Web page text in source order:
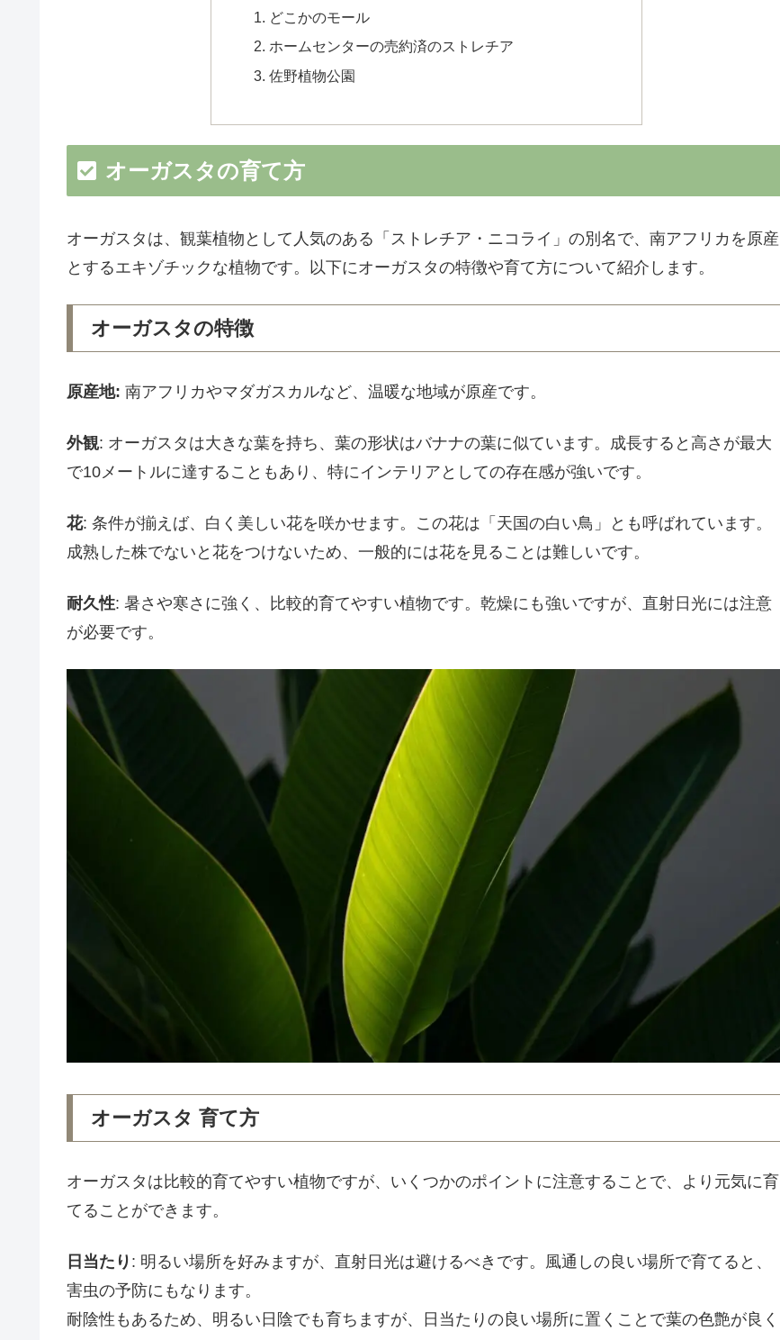
どこかのモール
ホームセンターの売約済のストレチア
佐野植物公園
オーガスタの育て方
オーガスタは、観葉植物として人気のある「ストレチア・ニコライ」の別名で、南アフリカを原産
とするエキゾチックな植物です。以下にオーガスタの特徴や育て方について紹介します。
オーガスタの特徴
原産地: 南アフリカやマダガスカルなど、温暖な地域が原産です。
外観: オーガスタは大きな葉を持ち、葉の形状はバナナの葉に似ています。成長すると高さが最大
で10メートルに達することもあり、特にインテリアとしての存在感が強いです。
花: 条件が揃えば、白く美しい花を咲かせます。この花は「天国の白い鳥」とも呼ばれています。
成熟した株でないと花をつけないため、一般的には花を見ることは難しいです。
耐久性: 暑さや寒さに強く、比較的育てやすい植物です。乾燥にも強いですが、直射日光には注意
が必要です。
オーガスタ 育て方
オーガスタは比較的育てやすい植物ですが、いくつかのポイントに注意することで、より元気に育
てることができます。
日当たり : 明るい場所を好みますが、直射日光は避けるべきです。風通しの良い場所で育てると、
害虫の予防にもなります。
耐陰性もあるため、明るい日陰でも育ちますが、日当たりの良い場所に置くことで葉の色艶が良く